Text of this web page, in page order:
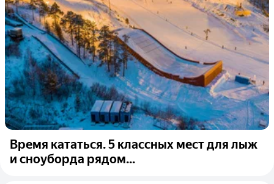
Время кататься. 5 классных мест для лыж
и сноуборда рядом...